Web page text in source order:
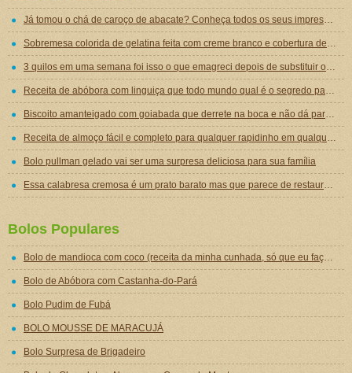
Já tomou o chá de caroço de abacate? Conheça todos os seus impressionantes benefícios!
Sobremesa colorida de gelatina feita com creme branco e cobertura de mousse de gelatina
3 quilos em uma semana foi isso o que emagreci depois de substituir o jantar por essa sopa emagrecedora
Receita de abóbora com linguiça que todo mundo qual é o segredo para ficar tão gostosa
Biscoito amanteigado com goiabada que derrete na boca e não dá para comer um só
Receita de almoço fácil e completo para qualquer rapidinho em qualquer dia da semana
Bolo pullman gelado vai ser uma surpresa deliciosa para sua família
Essa calabresa cremosa é um prato barato mas que parece de restaurante chique de tão gostoso
Bolos Populares
Bolo de mandioca com coco (receita da minha cunhada, só que eu faço melhor)
Bolo de Abóbora com Castanha-do-Pará
Bolo Pudim de Fubá
BOLO MOUSSE DE MARACUJÁ
Bolo Surpresa de Brigadeiro